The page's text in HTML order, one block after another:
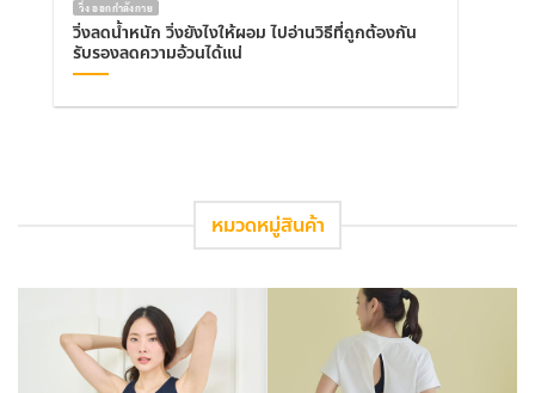
วิ่ง ออกกำลังกาย
วิ่งลดน้ำหนัก วิ่งยังไงให้ผอม ไปอ่านวิธีที่ถูกต้องกัน
รับรองลดความอ้วนได้แน่
หมวดหมู่สินค้า